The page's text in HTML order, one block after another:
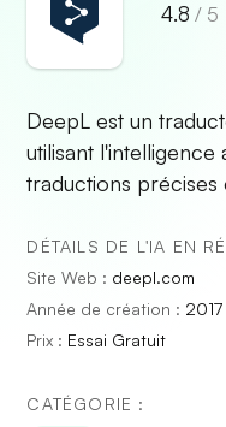
4.8 / 5
DeepL est un
utilisant
traductions précises
DÉTAILS DE L'IA EN
Site Web : deepl.com
Année de création : 2017
Prix : Essai Gratuit
CATÉGORIE :